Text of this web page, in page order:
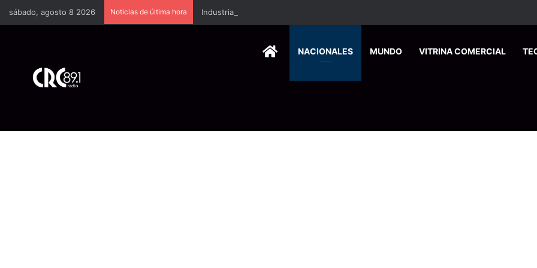
sábado, agosto 8 2026 Noticias de última hora Industria plástica se suma a la economía circular
HOMENACIONALES MUNDO VITRINA COMERCIAL